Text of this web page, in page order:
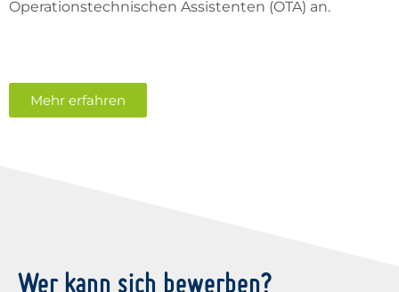
Operationstechnischen Assistenten (OTA) an.
Mehr erfahren
Wer kann sich bewerben?